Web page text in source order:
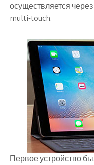
осуществляется
multi-touch.
Первое устройство